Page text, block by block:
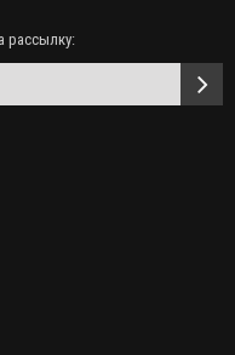
рассылку: